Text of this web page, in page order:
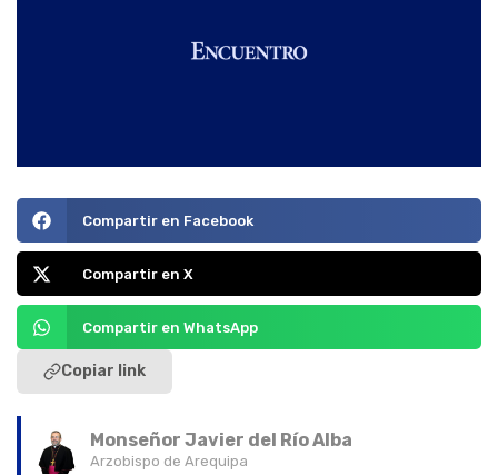
Compartir en Facebook
Compartir en X
Compartir en WhatsApp
Copiar link
Monseñor Javier del Río Alba
Arzobispo de Arequipa